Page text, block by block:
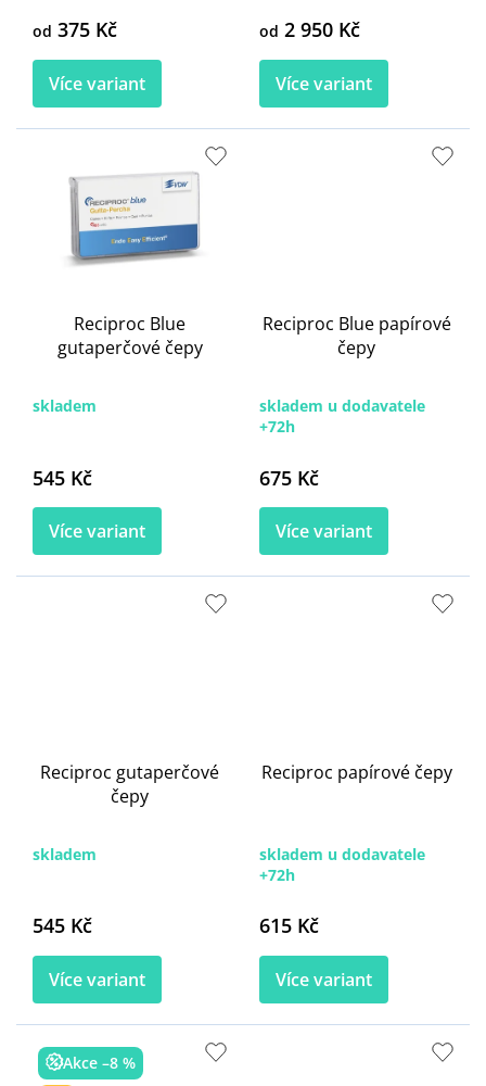
od 375 Kč
Více variant
od 2 950 Kč
Více variant
Reciproc Blue
gutaperčové čepy
skladem
545 Kč
Více variant
Reciproc Blue papírové
čepy
skladem u dodavatele
+72h
675 Kč
Více variant
Reciproc gutaperčové
čepy
skladem
545 Kč
Více variant
Reciproc papírové čepy
skladem u dodavatele
+72h
615 Kč
Více variant
Akce –8 %